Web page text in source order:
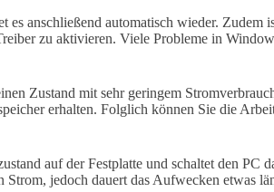
es anschließend automatisch wieder. Zudem
zu aktivieren. Viele Probleme in
Zustand mit sehr geringem
erhalten. Folglich können Sie die
auf der Festplatte und schaltet den PC
jedoch dauert das Aufwecken etwas